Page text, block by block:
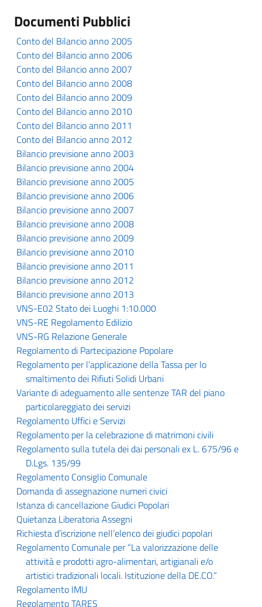
Documenti Pubblici
Conto del Bilancio anno 2005
Conto del Bilancio anno 2006
Conto del Bilancio anno 2007
Conto del Bilancio anno 2008
Conto del Bilancio anno 2009
Conto del Bilancio anno 2010
Conto del Bilancio anno 2011
Conto del Bilancio anno 2012
Bilancio previsione anno 2003
Bilancio previsione anno 2004
Bilancio previsione anno 2005
Bilancio previsione anno 2006
Bilancio previsione anno 2007
Bilancio previsione anno 2008
Bilancio previsione anno 2009
Bilancio previsione anno 2010
Bilancio previsione anno 2011
Bilancio previsione anno 2012
Bilancio previsione anno 2013
VNS-E02 Stato dei Luoghi 1:10.000
VNS-RE Regolamento Edilizio
VNS-RG Relazione Generale
Regolamento di Partecipazione Popolare
Regolamento per l’applicazione della Tassa per lo
smaltimento dei Rifiuti Solidi Urbani
Variante di adeguamento alle sentenze TAR del piano
particolareggiato dei servizi
Regolamento Uffici e Servizi
Regolamento per la celebrazione di matrimoni civili
Regolamento sulla tutela dei dai personali ex L. 675/96 e
D.Lgs. 135/99
Regolamento Consiglio Comunale
Domanda di assegnazione numeri civici
Istanza di cancellazione Giudici Popolari
Quietanza Liberatoria Assegni
Richiesta d’iscrizione nell’elenco dei giudici popolari
Regolamento Comunale per “La valorizzazione delle
attività e prodotti agro-alimentari, artigianali e/o
artistici tradizionali locali. Istituzione della DE.CO.”
Regolamento IMU
Regolamento TARES